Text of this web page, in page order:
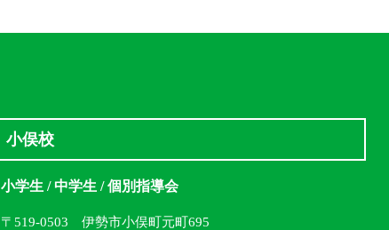
小俣校
小学生 / 中学生 / 個別指導会
〒519-0503 伊勢市小俣町元町695